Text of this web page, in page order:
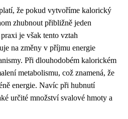
že pokud vytvoříme kalorický
zhubnout přibližně jeden
je však tento vztah
na změny v příjmu energie
Při dlouhodobém kalorickém
metabolismu, což znamená, že
energie. Navíc při hubnutí
určité množství svalové hmoty a